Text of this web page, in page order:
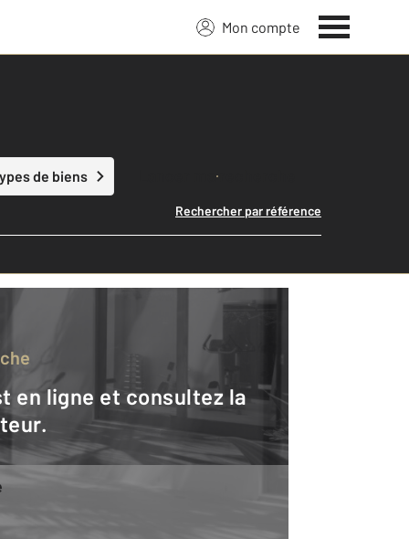
Mon compte
de biens Lancer ma recherche
Rechercher par référence